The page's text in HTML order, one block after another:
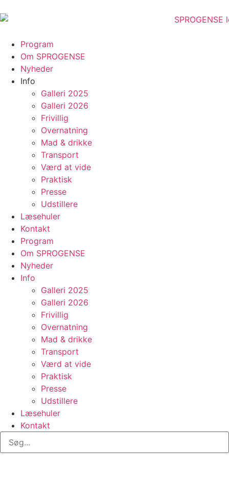
Program
Om SPROGENSE
Nyheder
Info
Galleri 2025
Galleri 2026
Frivillig
Overnatning
Mad & drikke
Transport
Værd at vide
Praktisk
Presse
Udstillere
Læsehuler
Kontakt
Program
Om SPROGENSE
Nyheder
Info
Galleri 2025
Galleri 2026
Frivillig
Overnatning
Mad & drikke
Transport
Værd at vide
Praktisk
Presse
Udstillere
Læsehuler
Kontakt